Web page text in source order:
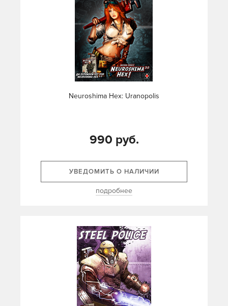
Neuroshima Hex: Uranopolis
990 руб.
УВЕДОМИТЬ О НАЛИЧИИ
подробнее